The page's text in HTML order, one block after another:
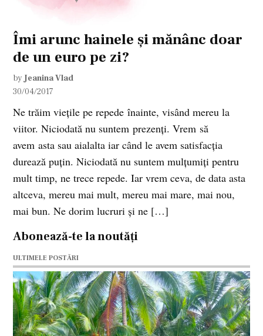
Îmi arunc hainele și mănânc doar
de un euro pe zi?
by Jeanina Vlad
30/04/2017
Ne trăim viețile pe repede înainte, visând mereu la
viitor. Niciodată nu suntem prezenți. Vrem să
avem asta sau aialalta iar când le avem satisfacția
durează puțin. Niciodată nu suntem mulțumiți pentru
mult timp, ne trece repede. Iar vrem ceva, de data asta
altceva, mereu mai mult, mereu mai mare, mai nou,
mai bun. Ne dorim lucruri și ne […]
Abonează-te la noutăți
ULTIMELE POSTĂRI